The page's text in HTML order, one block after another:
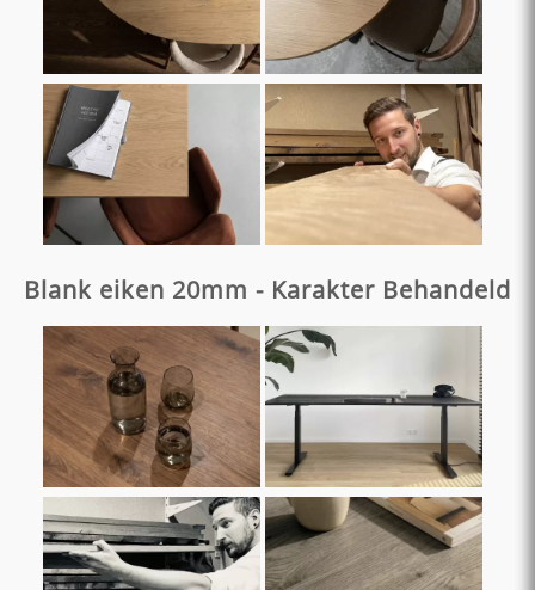
Blank eiken 20mm - Karakter Behandeld